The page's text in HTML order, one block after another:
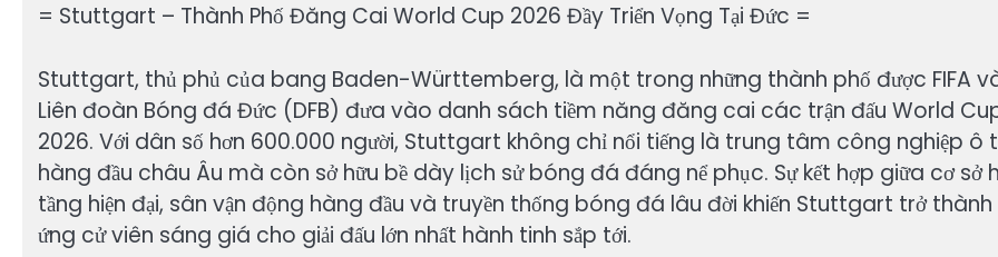
= Stuttgart – Thành Phố Đăng Cai World Cup 2026 Đầy Triển Vọng Tại Đức =
Stuttgart, thủ phủ của bang Baden-Württemberg, là một trong những thành phố được FIFA
Liên đoàn Bóng đá Đức (DFB) đưa vào danh sách tiềm năng đăng cai các trận đấu World
2026. Với dân số hơn 600.000 người, Stuttgart không chỉ nổi tiếng là trung tâm công nghiệp ô
hàng đầu châu Âu mà còn sở hữu bề dày lịch sử bóng đá đáng nể phục. Sự kết hợp giữa cơ sở
tầng hiện đại, sân vận động hàng đầu và truyền thống bóng đá lâu đời khiến Stuttgart trở thành
ứng cử viên sáng giá cho giải đấu lớn nhất hành tinh sắp tới.